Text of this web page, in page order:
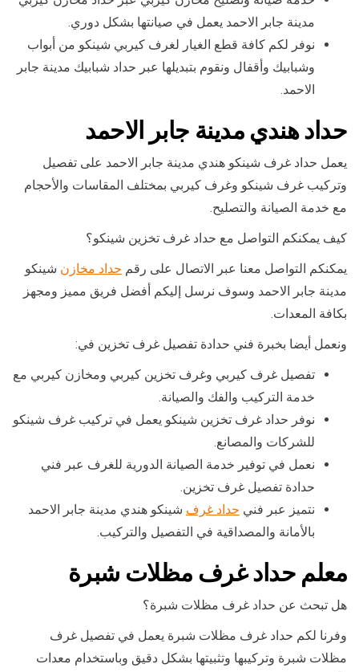
مدينة جابر الاحمد يعمل في صيانتها بشكل دوري.
نوفر لكم كافة قطع الغيار لغرف كيربي شينكو من أبواب
وشبابيك وأقفال ونقوم بتبديلها عبر حداد شبابيك مدينة جابر
الاحمد.
حداد هندي مدينة جابر الاحمد
يعمل حداد غرف شينكو هندي مدينة جابر الاحمد على تفصيل
وتركيب غرف شينكو وغرف كيربي بمختلف المقاسات والأحجام
مع خدمة الصيانة والتصليح.
كيف يمكنكم التواصل مع حداد غرف تخزين شينكو؟
يمكنكم التواصل معنا عبر الاتصال على رقم حداد مخازن شينكو
مدينة جابر الاحمد وسوف نرسل إليكم أفضل فريق مميز ومجهز
بكافة المعدات.
ونعمل أيضا بخبرة فني حدادة تفصيل غرف تخزين في:
تفصيل غرف كيربي وغرف تخزين كيربي ومخازن كيربي مع
خدمة التركيب والفك والصيانة.
نوفر حداد غرف تخزين شينكو يعمل في تركيب غرف شينكو
للشركات والمصانع.
نعمل في توفير خدمة الصيانة الدورية للغرف عبر فني
حدادة تفصيل غرف تخزين.
نتميز عبر فني حداد غرف شينكو هندي مدينة جابر الاحمد
بالأمانة والمصداقية في التفصيل والتركيب.
معلم حداد غرف مظلات شبرة
هل تبحث عن حداد غرف مظلات شبرة؟
وفرنا لكم حداد غرف مظلات شبرة يعمل في تفصيل غرف
مظلات شبرة وتركيبها وتثبيتها بشكل دقيق وباستخدام معدات